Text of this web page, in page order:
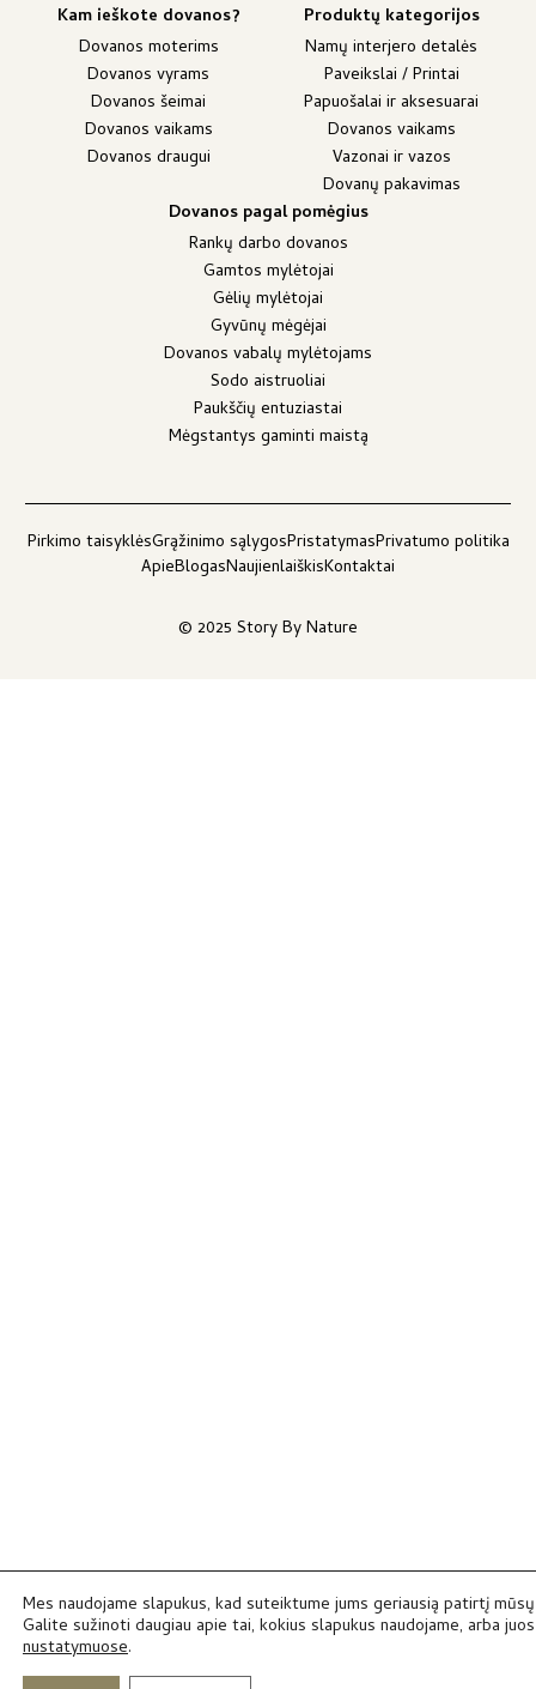
Kam ieškote dovanos?
Dovanos moterims
Dovanos vyrams
Dovanos šeimai
Dovanos vaikams
Dovanos draugui
Produktų kategorijos
Namų interjero detalės
Paveikslai / Printai
Papuošalai ir aksesuarai
Dovanos vaikams
Vazonai ir vazos
Dovanų pakavimas
Dovanos pagal pomėgius
Rankų darbo dovanos
Gamtos mylėtojai
Gėlių mylėtojai
Gyvūnų mėgėjai
Dovanos vabalų mylėtojams
Sodo aistruoliai
Paukščių entuziastai
Mėgstantys gaminti maistą
© 2025 Story By Nature
Pirkimo taisyklėsGrąžinimo sąlygosPristatymasPrivatumo politika
ApieBlogasNaujienlaiškisKontaktai
Mes naudojame slapukus, kad suteiktume jums geriausią patirtį
Galite sužinoti daugiau apie tai, kokius slapukus naudojame, arba
nustatymuose.